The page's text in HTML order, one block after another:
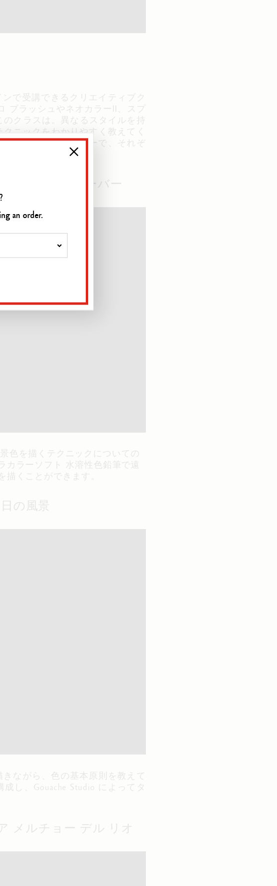
で受講できるクリエイティブク
ブラッシュやネオカラーII、スプ
クラスは。異なるスタイルを持
ニックをわかりやすく教えてく
建築家、デザイナーで、それぞ
スしてくれます。
リアン・ウェーバー
色を描くテクニックについての
カラーソフト 水溶性色鉛筆で遠
くことができます。
の風景
きながら、色の基本原則を教えて
し、Gouache Studio によってタ
メルチョー デル リオ
an order.